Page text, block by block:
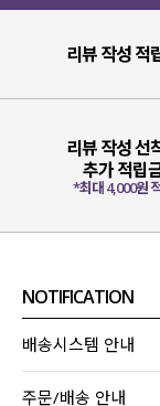
내구
안
뻣
리뷰 작성 적
리뷰 작성 선
추가 적립
*최대 4,000원
NOTIFICATION
배송시스템 안내
주문/배송 안내